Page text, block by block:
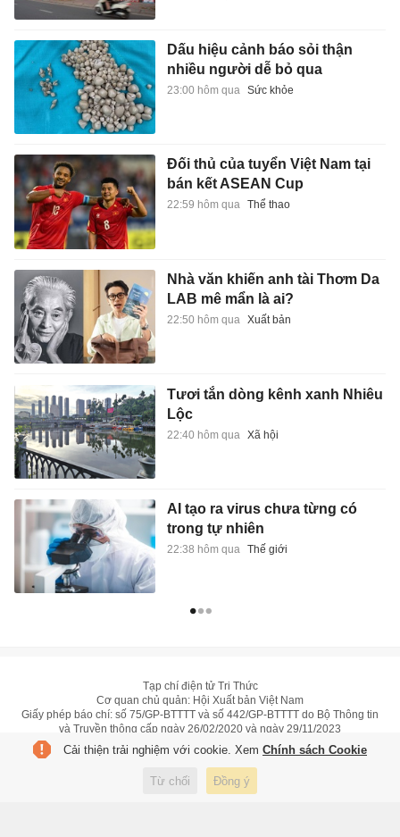
Dấu hiệu cảnh báo sỏi thận
nhiều người dễ bỏ qua
23:00 hôm qua Sức khỏe
Đối thủ của tuyển Việt Nam tại
bán kết ASEAN Cup
22:59 hôm qua Thể thao
Nhà văn khiến anh tài Thơm Da
LAB mê mẩn là ai?
22:50 hôm qua Xuất bản
Tươi tắn dòng kênh xanh Nhiêu
Lộc
22:40 hôm qua Xã hội
AI tạo ra virus chưa từng có
trong tự nhiên
22:38 hôm qua Thế giới
Tạp chí điện tử Tri Thức
Cơ quan chủ quản: Hội Xuất bản Việt Nam
Giấy phép báo chí: số 75/GP-BTTTT và số 442/GP-BTTTT do Bộ Thông tin
và Truyền thông cấp ngày 26/02/2020 và ngày 29/11/2023
Tổng biên tập: Lâm Quang Hiếu
Trụ sở: Tầng 10, D29 Phạm Văn Bạch, phường Cầu Giấy, Hà Nội
0931.222.666
toasoan@znews.vn
Cải thiện trải nghiệm với cookie. Xem Chính sách Cookie
Từ chối Đồng ý